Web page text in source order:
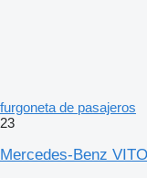
furgoneta de pasajeros
23
Mercedes-Benz